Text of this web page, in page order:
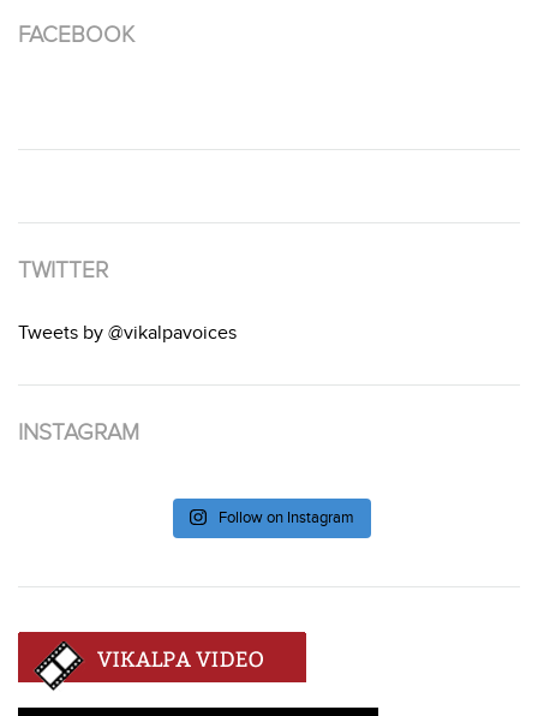
FACEBOOK
TWITTER
Tweets by @vikalpavoices
INSTAGRAM
Follow on Instagram